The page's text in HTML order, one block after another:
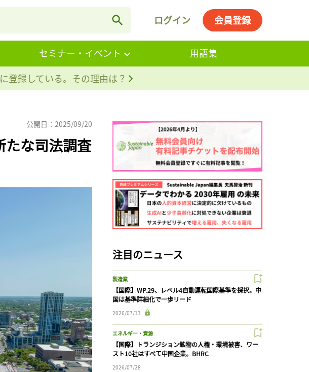
ログイン 会員登録
セミナー・イベント
用語集
登録している。その理由は？
公開日：2025/09/20
たな司法調査
注目のニュース
製造業
【国際】WP.29、レベル4自動運転国際基準を採択。中
国は基準詳細化で一歩リード
2026/07/13
エネルギー・資源
【国際】トランジション鉱物の人権・環境被害、ワー
スト10社はすべて中国企業。BHRC
2026/07/28